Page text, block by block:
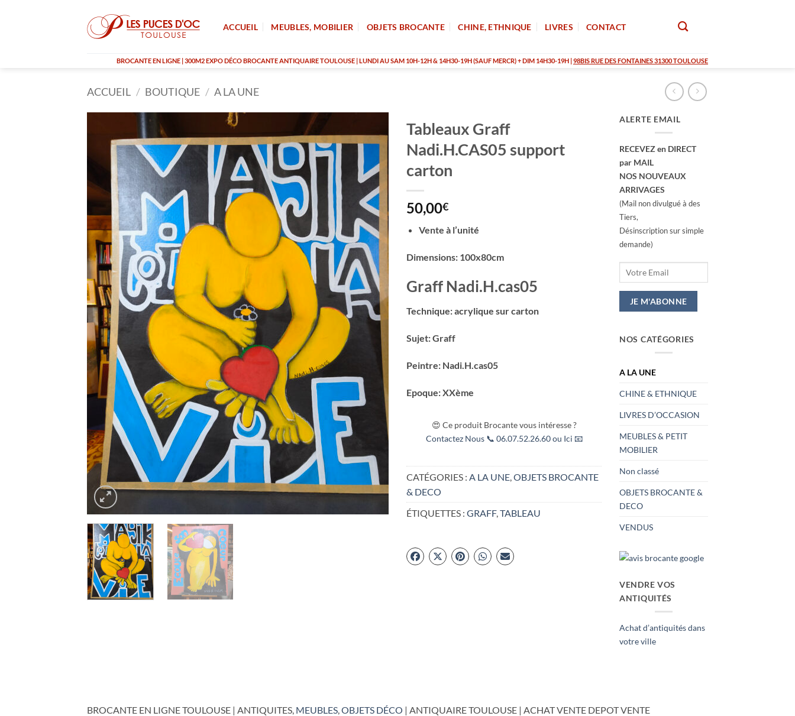
ACCUEIL MEUBLES, MOBILIER OBJETS BROCANTE CHINE, ETHNIQUE LIVRES CONTACT
BROCANTE EN LIGNE | 300M2 EXPO DÉCO BROCANTE ANTIQUAIRE TOULOUSE | LUNDI AU SAM 10H-12H & 14H30-19H (SAUF MERCR) + DIM 14H30-19H |98BIS RUE DES FONTAINES 31300 TOULOUSE
ACCUEIL / BOUTIQUE / A LA UNE
Tableaux Graff
Nadi.H.CAS05 support
carton
50,00€
Vente à l’unité
Dimensions: 100x80cm
Graff Nadi.H.cas05
Technique: acrylique sur carton
Sujet: Graff
Peintre: Nadi.H.cas05
Epoque: XXème
😍 Ce produit Brocante vous intéresse ?
Contactez Nous 📞 06.07.52.26.60 ou Ici 📧
CATÉGORIES : A LA UNE,OBJETS BROCANTE
& DECO
ÉTIQUETTES : GRAFF,TABLEAU
ALERTE EMAIL
RECEVEZ en DIRECT
par MAIL
NOS NOUVEAUX
ARRIVAGES
(Mail non divulgué à des
Tiers,
Désinscription sur simple
demande)
NOS CATÉGORIES
A LA UNE
CHINE & ETHNIQUE
LIVRES D’OCCASION
MEUBLES & PETIT
MOBILIER
Non classé
OBJETS BROCANTE &
DECO
VENDUS
VENDRE VOS
ANTIQUITÉS
Achat d’antiquités dans
votre ville
BROCANTE EN LIGNE TOULOUSE | ANTIQUITES, MEUBLES OBJETS DÉCO | ANTIQUAIRE TOULOUSE | ACHAT VENTE DEPOT VENTE